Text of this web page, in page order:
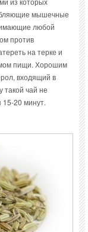
мышечные
любой
против
на терке и
пищи. Хорошим
входящий в
такой чай не
15-20 минут.